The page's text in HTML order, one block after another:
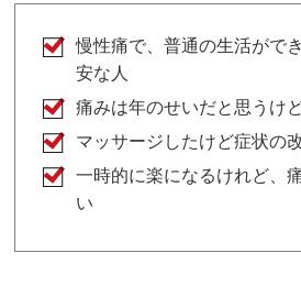
慢性痛で、普通の生活がで
安な人
痛みは年のせいだと思うけ
マッサージしたけど症状の
一時的に楽になるけれど、
い